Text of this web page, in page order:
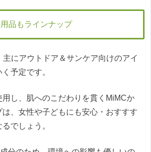
品もラインナップ
主にアウトドア＆サンケア向けのアイ
予定です。
用し、肌へのこだわりを貫くMiMCか
は、女性や子どもにも安心・おすすす
でしょう。